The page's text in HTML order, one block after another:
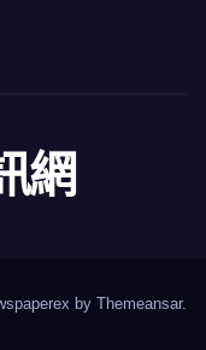
網
by Themeansar.